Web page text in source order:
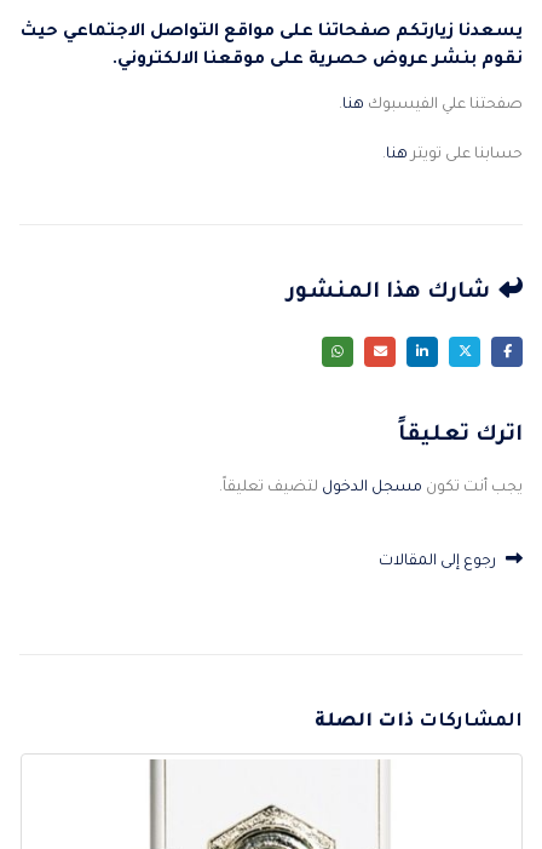
يسعدنا زيارتكم صفحاتنا على مواقع التواصل الاجتماعي حيث
نقوم بنشر عروض حصرية على موقعنا الالكتروني.
صفحتنا علي الفيسبوك هنا.
حسابنا على تويتر هنا.
شارك هذا المنشور
اترك تعليقاً
يجب أنت تكون مسجل الدخول لتضيف تعليقاً.
رجوع إلى المقالات
المشاركات ذات الصلة